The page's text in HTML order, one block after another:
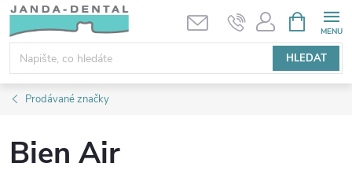
Přejít
obsah
HLEDAT
NÁKUPNÍ
KOŠÍK
Prodávané značky
Bien Air